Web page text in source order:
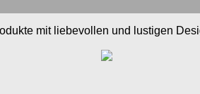
mit liebevollen und lustigen